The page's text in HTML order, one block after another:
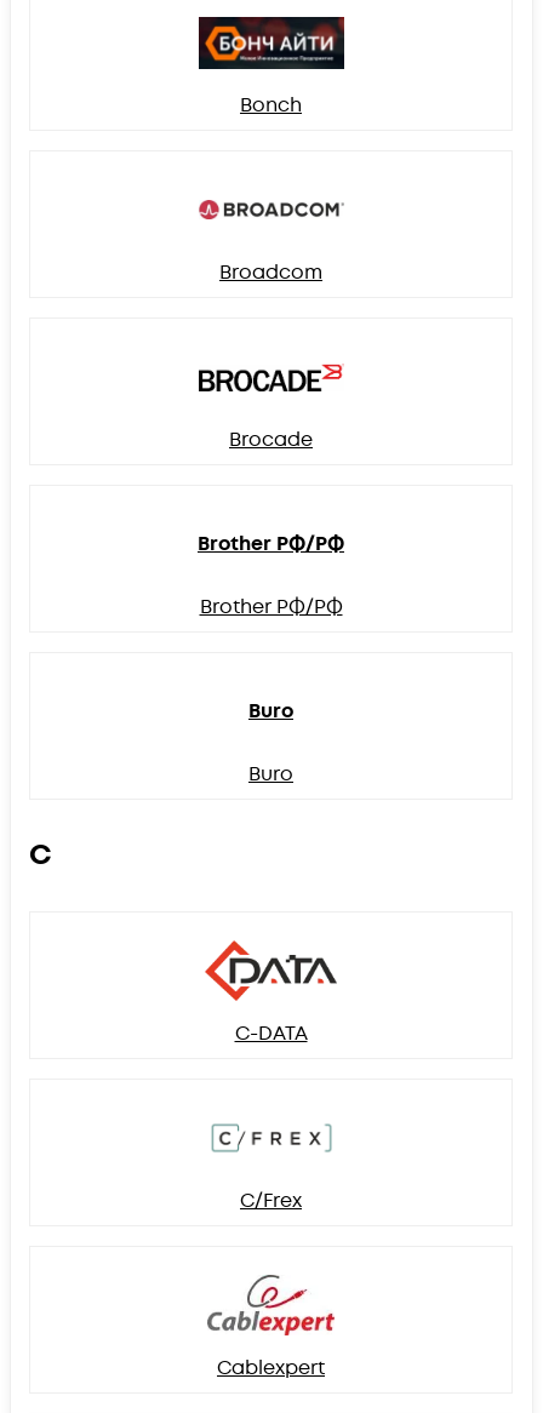
Bonch
Broadcom
Brocade
Brother РФ/РФ
Brother РФ/РФ
Buro
Buro
C
C-DATA
C/Frex
Cablexpert